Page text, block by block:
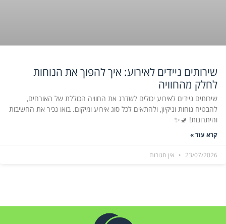
שירותים ניידים לאירוע: איך להפוך את הנוחות
לחלק מהחוויה
שירותים ניידים לאירוע יכולים לשדרג את החוויה הכוללת של האורחים,
להבטיח נוחות וניקיון, ולהתאים לכל סוג אירוע ומיקום. בואו נכיר את החשיבות
והיתרונות! 🚽✨
קרא עוד »
23/07/2026 אין תגובות